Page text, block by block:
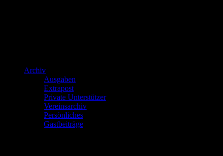
Archiv
Ausgaben
Extrapost
Private Unterstützer
Vereinsarchiv
Persönliches
Gastbeiträge